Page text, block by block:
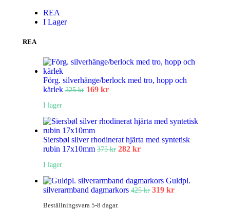
REA
I Lager
REA
Förg. silverhänge/berlock med tro, hopp och
kärlek 225kr 169 kr
I lager
Siersbøl silver rhodinerat hjärta med syntetisk
rubin 17x10mm 375kr 282 kr
I lager
Guldpl.
silverarmband dagmarkors 425kr 319 kr
Beställningsvara 5-8 dagar.